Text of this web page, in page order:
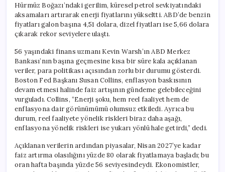
Hürmüz Boğazı’ndaki gerilim, küresel petrol sevkiyatındaki
aksamaları artırarak enerji fiyatlarını yükseltti. ABD’de benzin
fiyatları galon başına 4,51 dolara, dizel fiyatları ise 5,66 dolara
çıkarak rekor seviyelere ulaştı.
56 yaşındaki finans uzmanı Kevin Warsh’ın ABD Merkez
Bankası’nın başına geçmesine kısa bir süre kala açıklanan
veriler, para politikası açısından zorlu bir durumu gösterdi.
Boston Fed Başkanı Susan Collins, enflasyon baskısının
devam etmesi halinde faiz artışının gündeme gelebileceğini
vurguladı. Collins, “Enerji şoku, hem reel faaliyet hem de
enflasyona dair görünümümü olumsuz etkiledi. Ayrıca bu
durum, reel faaliyete yönelik riskleri biraz daha aşağı,
enflasyona yönelik riskleri ise yukarı yönlü hale getirdi,” dedi.
Açıklanan verilerin ardından piyasalar, Nisan 2027’ye kadar
faiz artırma olasılığını yüzde 80 olarak fiyatlamaya başladı; bu
oran hafta başında yüzde 56 seviyesindeydi. Ekonomistler,